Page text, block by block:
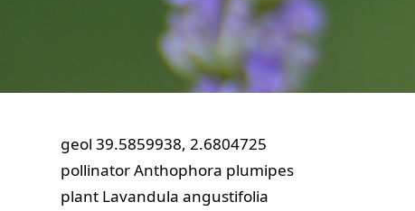
geol 39.5859938, 2.6804725
pollinatorAnthophora plumipes
plant Lavandula angustifolia